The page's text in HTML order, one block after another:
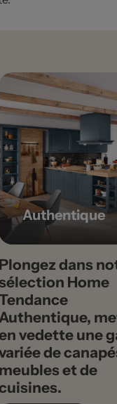
Plongez dans
Home
Authentique,
vedette une
de
meubles et de
Authentique